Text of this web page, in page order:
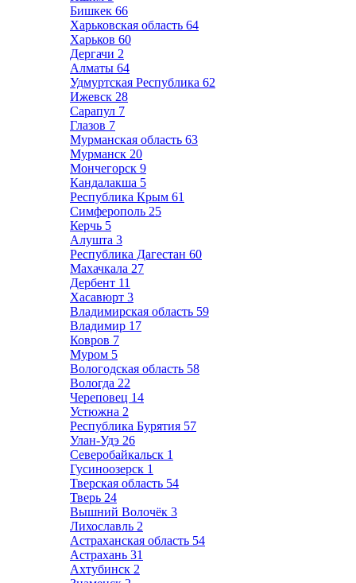
Бишкек 66
Харьковская область 64
Харьков 60
Дергачи 2
Алматы 64
Удмуртская Республика 62
Ижевск 28
Сарапул 7
Глазов 7
Мурманская область 63
Мурманск 20
Мончегорск 9
Кандалакша 5
Республика Крым 61
Симферополь 25
Керчь 5
Алушта 3
Республика Дагестан 60
Махачкала 27
Дербент 11
Хасавюрт 3
Владимирская область 59
Владимир 17
Ковров 7
Муром 5
Вологодская область 58
Вологда 22
Череповец 14
Устюжна 2
Республика Бурятия 57
Улан-Удэ 26
Северобайкальск 1
Гусиноозерск 1
Тверская область 54
Тверь 24
Вышний Волочёк 3
Лихославль 2
Астраханская область 54
Астрахань 31
Ахтубинск 2